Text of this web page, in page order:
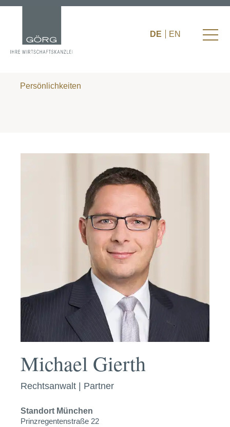
DE EN
Persönlichkeiten
Michael Gierth
Rechtsanwalt | Partner
Standort München
Prinzregentenstraße 22